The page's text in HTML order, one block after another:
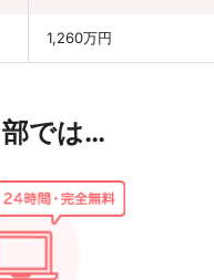
1,260万円
では…